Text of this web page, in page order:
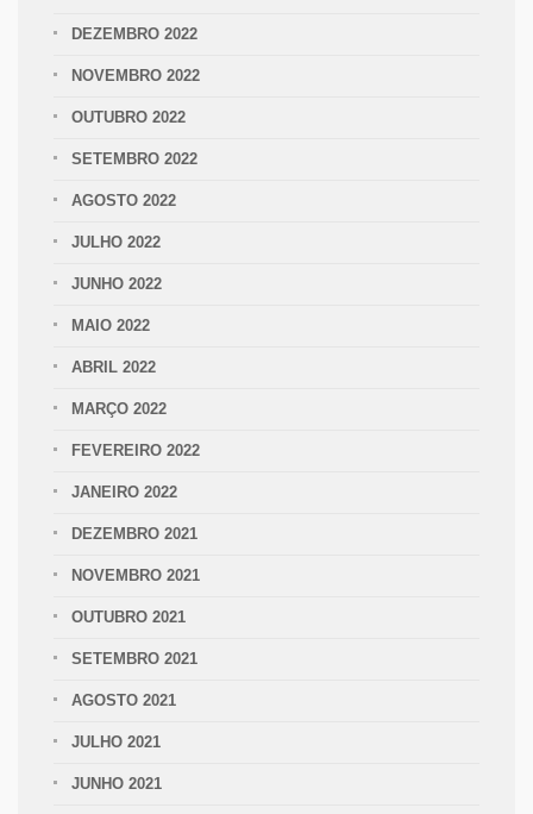
DEZEMBRO 2022
NOVEMBRO 2022
OUTUBRO 2022
SETEMBRO 2022
AGOSTO 2022
JULHO 2022
JUNHO 2022
MAIO 2022
ABRIL 2022
MARÇO 2022
FEVEREIRO 2022
JANEIRO 2022
DEZEMBRO 2021
NOVEMBRO 2021
OUTUBRO 2021
SETEMBRO 2021
AGOSTO 2021
JULHO 2021
JUNHO 2021